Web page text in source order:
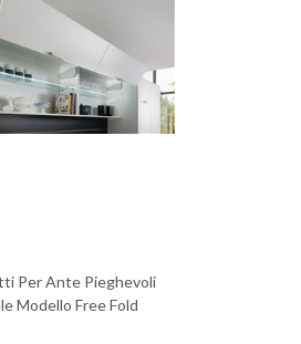
Per Ante Pieghevoli
Modello Free Fold